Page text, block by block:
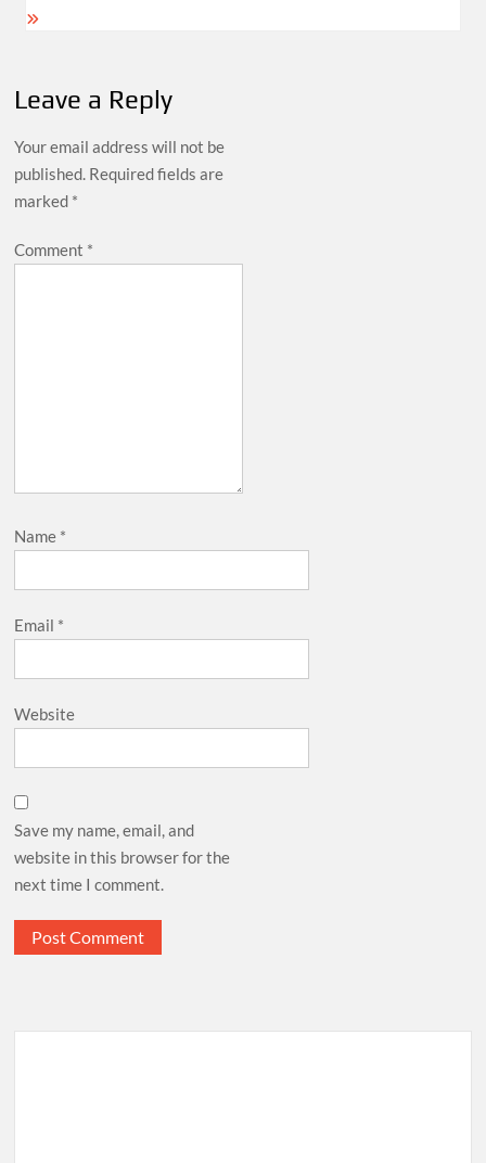
Leave a Reply
Your email address will not be
published. Required fields are
marked *
Comment *
Name *
Email *
Website
Save my name, email, and
website in this browser for the
next time I comment.